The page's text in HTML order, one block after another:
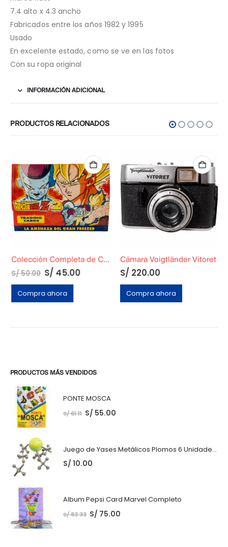
7.4 alto x 4.3 ancho
Fabricados entre los años 1982 y 1995
Usado
En excelente estado, como se ve en las fotos
Con su ropa original
INFORMACIÓN ADICIONAL
PRODUCTOS RELACIONADOS
Colección Completa de Cards de Dragon Ball Z2: La Amenaza del Gran Freezer
S/50.00 S/45.00
Compra ahora
Cámara Voigtländer Vitoret
S/220.00
Compra ahora
PRODUCTOS MÁS VENDIDOS
PONTE MOSCA
S/61.11 S/ 55.00
Juego de Yases Metálicos Plomos 6 Unidades + Pelota de Goma (En Bolsita Lista para Regalar)
S/ 10.00
Album Pepsi Card Marvel Completo
S/83.33 S/ 75.00